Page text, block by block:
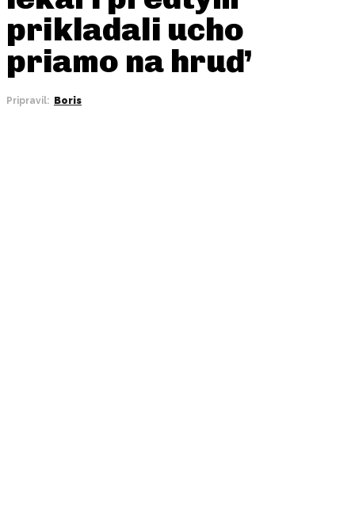
prikladali ucho
priamo na hruď
Pripravil: Boris